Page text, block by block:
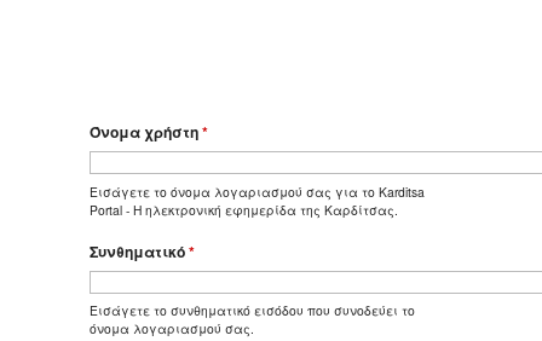
Όνομα χρήστη*
Εισάγετε το όνομα λογαριασμού σας για το Karditsa
Portal - Η ηλεκτρονική εφημερίδα της Καρδίτσας.
Συνθηματικό*
Εισάγετε το συνθηματικό εισόδου που συνοδεύει το
όνομα λογαριασμού σας.